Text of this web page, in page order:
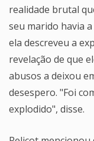
realidade brutal
seu marido havia
ela descreveu a
revelação de que
abusos a deixou
desespero. "Foi
explodido", disse.